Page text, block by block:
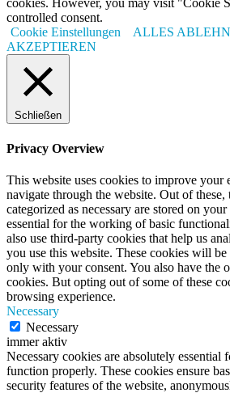
cookies. However, you may visit "Cookie
controlled consent.
Cookie Einstellungen
ALLES
AKZEPTIEREN
Schließen
Privacy Overview
This website uses cookies to improve your
navigate through the website. Out of these,
categorized as necessary are stored on
essential for the working of basic
also use third-party cookies that help us
you use this website. These cookies will
only with your consent. You also have the
cookies. But opting out of some of these
browsing experience.
Necessary
Necessary
immer aktiv
Necessary cookies are absolutely essential
function properly. These cookies ensure
security features of the website,